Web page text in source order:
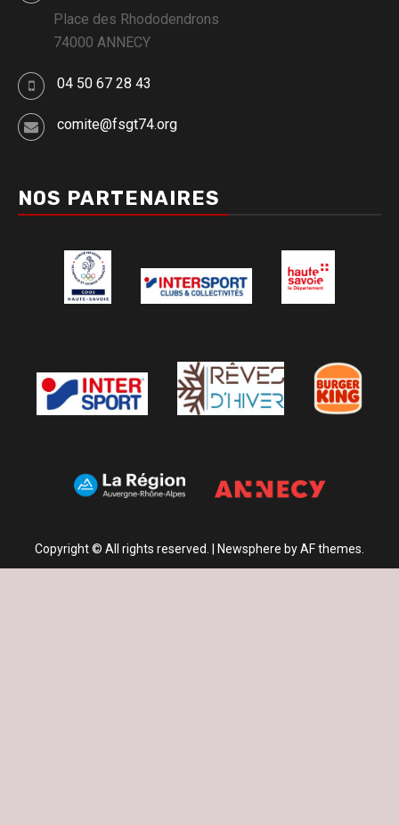
Place des Rhododendrons
74000 ANNECY
04 50 67 28 43
comite@fsgt74.org
NOS PARTENAIRES
Copyright © All rights reserved. Newsphere by AF themes.